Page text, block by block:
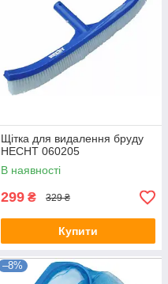
Щітка для видалення бруду
HECHT 060205
В наявності
299 ₴ 329 ₴
Купити
–8%